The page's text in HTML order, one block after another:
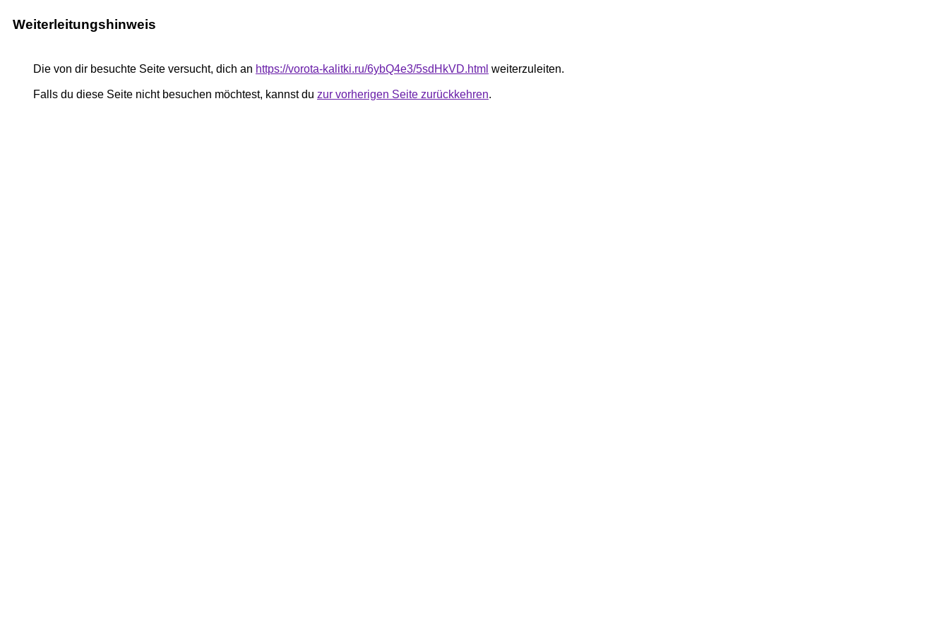
Weiterleitungshinweis
Die von dir besuchte Seite versucht, dich an https://vorota-kalitki.ru/6ybQ4e3/5sdHkVD.html weiterzuleiten.
Falls du diese Seite nicht besuchen möchtest, kannst du zur vorherigen Seite zurückkehren.